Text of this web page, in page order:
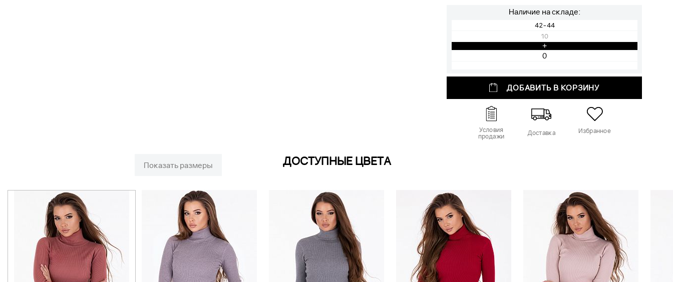
Наличие на складе:
42-44
10
+
ДОБАВИТЬ В КОРЗИНУ
Условия
продажи
Доставка Избранное
Показать размеры ДОСТУПНЫЕ ЦВЕТА